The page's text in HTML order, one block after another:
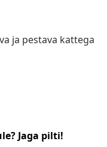
ja pestava kattega
Jaga pilti!